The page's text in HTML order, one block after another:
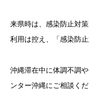
来県時は、感染防止対
利用は控え、「感染防
沖縄滞在中に体調不調
ンター沖縄にご相談く